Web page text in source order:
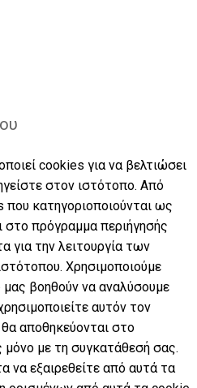
cookies για να βελτιώσει
στον ιστότοπο. Από
κατηγοριοποιούνται ως
στο πρόγραμμα περιήγησής
για την λειτουργία των
Χρησιμοποιούμε
βοηθούν να αναλύσουμε
αυτόν τον
αποθηκεύονται στο
με τη συγκατάθεσή σας.
να εξαιρεθείτε από αυτά τα